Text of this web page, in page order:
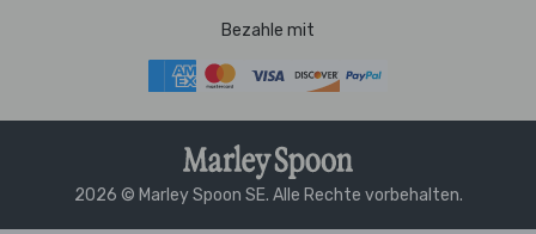
Bezahle mit
2026 © Marley Spoon SE. Alle Rechte vorbehalten.